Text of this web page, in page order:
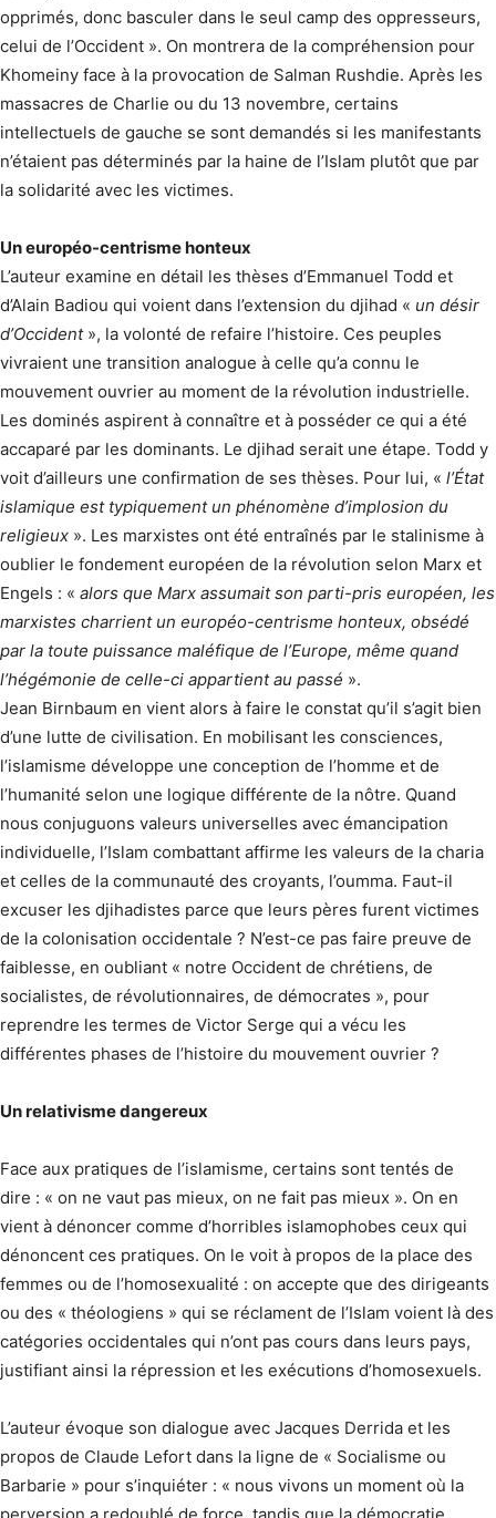
opprimés, donc basculer dans le seul camp des oppresseurs,
celui de l’Occident ». On montrera de la compréhension pour
Khomeiny face à la provocation de Salman Rushdie. Après les
massacres de Charlie ou du 13 novembre, certains
intellectuels de gauche se sont demandés si les manifestants
n’étaient pas déterminés par la haine de l’Islam plutôt que par
la solidarité avec les victimes.
Un européo-centrisme honteux
L’auteur examine en détail les thèses d’Emmanuel Todd et
d’Alain Badiou qui voient dans l’extension du djihad « un désir
d’Occident», la volonté de refaire l’histoire. Ces peuples
vivraient une transition analogue à celle qu’a connu le
mouvement ouvrier au moment de la révolution industrielle.
Les dominés aspirent à connaître et à posséder ce qui a été
accaparé par les dominants. Le djihad serait une étape. Todd y
voit d’ailleurs une confirmation de ses thèses. Pour lui, « l’État
islamique est typiquement un phénomène d’implosion du
religieux ». Les marxistes ont été entraînés par le stalinisme à
oublier le fondement européen de la révolution selon Marx et
Engels : « alors que Marx assumait son parti-pris européen, les
marxistes charrient un européo-centrisme honteux, obsédé
par la toute puissance maléfique de l’Europe, même quand
l’hégémonie de celle-ci appartient au passé ».
Jean Birnbaum en vient alors à faire le constat qu’il s’agit bien
d’une lutte de civilisation. En mobilisant les consciences,
l’islamisme développe une conception de l’homme et de
l’humanité selon une logique différente de la nôtre. Quand
nous conjuguons valeurs universelles avec émancipation
individuelle, l’Islam combattant affirme les valeurs de la charia
et celles de la communauté des croyants, l’oumma. Faut-il
excuser les djihadistes parce que leurs pères furent victimes
de la colonisation occidentale ? N’est-ce pas faire preuve de
faiblesse, en oubliant « notre Occident de chrétiens, de
socialistes, de révolutionnaires, de démocrates », pour
reprendre les termes de Victor Serge qui a vécu les
différentes phases de l’histoire du mouvement ouvrier ?
Un relativisme dangereux
Face aux pratiques de l’islamisme, certains sont tentés de
dire : « on ne vaut pas mieux, on ne fait pas mieux ». On en
vient à dénoncer comme d’horribles islamophobes ceux qui
dénoncent ces pratiques. On le voit à propos de la place des
femmes ou de l’homosexualité : on accepte que des dirigeants
ou des « théologiens » qui se réclament de l’Islam voient là des
catégories occidentales qui n’ont pas cours dans leurs pays,
justifiant ainsi la répression et les exécutions d’homosexuels.
L’auteur évoque son dialogue avec Jacques Derrida et les
propos de Claude Lefort dans la ligne de « Socialisme ou
Barbarie » pour s’inquiéter : « nous vivons un moment où la